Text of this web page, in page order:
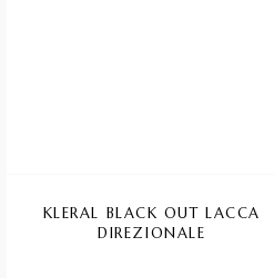
KLERAL BLACK OUT LACCA
DIREZIONALE